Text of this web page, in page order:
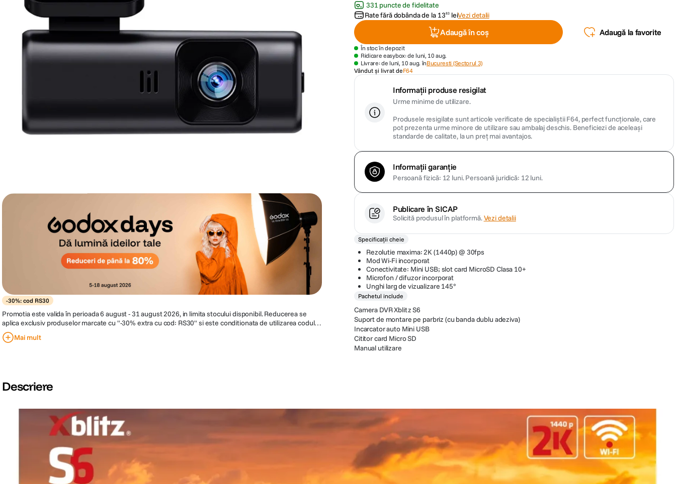
card memorie
9 dji mic mini
10. dji osmo
-30%: cod RS30
Promotia este valida în perioada 6 august - 31 august 2026, in limita stocului disponibil. Reducerea se
aplica exclusiv produselor marcate cu "-30% extra cu cod: RS30" si este conditionata de utilizarea codului
de discount RS30 in cosul de cumparaturi, inainte de finalizarea comenzii. Acest cod ofera o reducere de
30% din pretul afisat al produselor eligibile. Compania isi rezerva dreptul de a modifica sau anula promotia
Mai mult
331 puncte de fidelitate
Rate fără dobânda de la 1383 leiVezi detalii
Adaugă în coș Adaugă la favorite
În stoc în depozit
Ridicare easybox: de luni, 10 aug.
Livrare: de luni, 10 aug. înBucuresti (Sectorul 3)
Vândut și livrat deF64
Informații produse resigilat
Urme minime de utilizare.
Produsele resigilate sunt articole verificate de specialiștii F64, perfect funcționale, care
pot prezenta urme minore de utilizare sau ambalaj deschis. Beneficiezi de aceleași
standarde de calitate, la un preț mai avantajos.
Informații garanție
Persoană fizică: 12 luni.Persoană juridică: 12 luni.
Publicare în SICAP
Solicită produsul în platformă.Vezi detalii
Specificații cheie
Rezolutie maxima: 2K (1440p) @ 30fps
Mod Wi-Fi incorporat
Conectivitate: Mini USB; slot card MicroSD Clasa 10+
Microfon / difuzor incorporat
Unghi larg de vizualizare 145°
Pachetul include
Camera DVR Xblitz S6
Suport de montare pe parbriz (cu banda dublu adeziva)
Incarcator auto Mini USB
Cititor card Micro SD
Manual utilizare
Descriere